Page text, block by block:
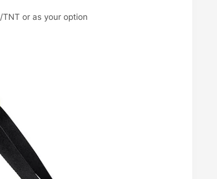
TNT or as your option